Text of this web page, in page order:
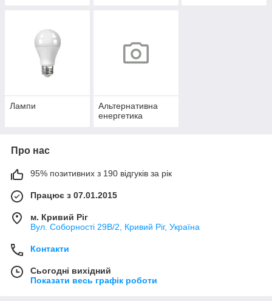
Лампи
Альтернативна
енергетика
Про нас
95% позитивних з 190 відгуків за рік
Працює з 07.01.2015
м. Кривий Ріг
Вул. Соборності 29В/2, Кривий Ріг, Україна
Контакти
Сьогодні вихідний
Показати весь графік роботи